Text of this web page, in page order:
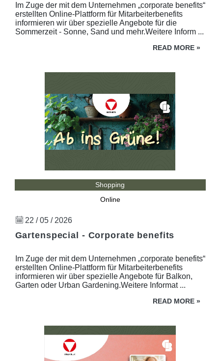
Im Zuge der mit dem Unternehmen „corporate benefits“
erstellten Online-Plattform für Mitarbeiterbenefits
informieren wir über spezielle Angebote für die
Sommerzeit - Sonne, Sand und mehr.Weitere Inform ...
READ MORE »
Shopping
Online
22 / 05 / 2026
Gartenspecial - Corporate benefits
Im Zuge der mit dem Unternehmen „corporate benefits“
erstellten Online-Plattform für Mitarbeiterbenefits
informieren wir über spezielle Angebote für Balkon,
Garten oder Urban Gardening.Weitere Informat ...
READ MORE »